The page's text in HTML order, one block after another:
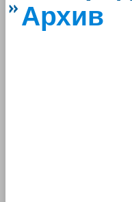
Архив